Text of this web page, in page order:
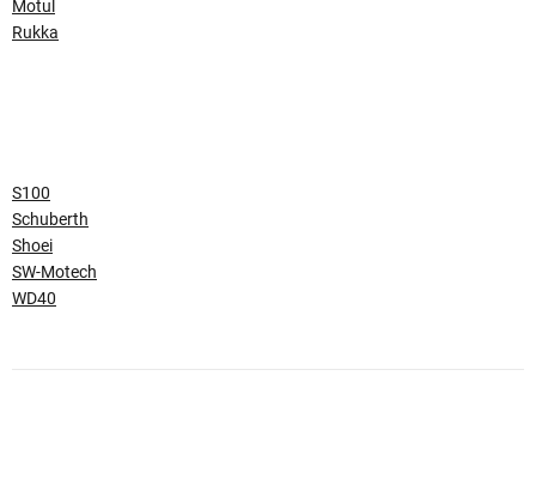
Motul
Rukka
S100
Schuberth
Shoei
SW-Motech
WD40